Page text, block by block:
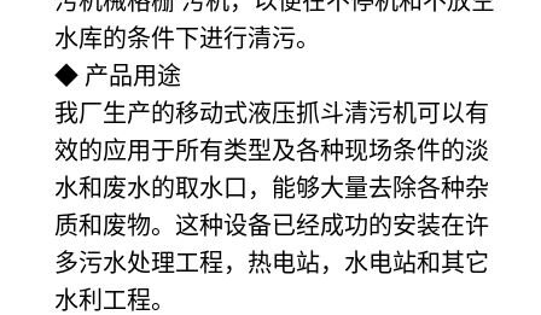
水库的条件下进行清污。
◆ 产品用途
我厂生产的移动式液压抓斗清污机可以有
效的应用于所有类型及各种现场条件的淡
水和废水的取水口，能够大量去除各种杂
质和废物。这种设备已经成功的安装在许
多污水处理工程，热电站，水电站和其它
水利工程。